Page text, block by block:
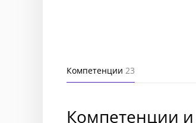
Компетенции 23
Компетенции